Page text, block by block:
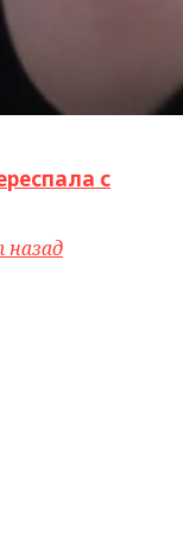
с
назад